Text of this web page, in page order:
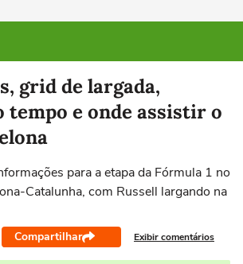
grid de largada,
tempo e onde assistir o
para a etapa da Fórmula 1 no
Catalunha, com Russell largando na
Compartilhar Exibir comentários